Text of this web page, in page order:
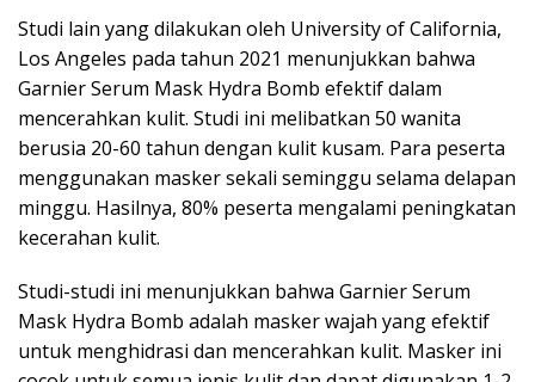
Studi lain yang dilakukan oleh University of California,
Los Angeles pada tahun 2021 menunjukkan bahwa
Garnier Serum Mask Hydra Bomb efektif dalam
mencerahkan kulit. Studi ini melibatkan 50 wanita
berusia 20-60 tahun dengan kulit kusam. Para peserta
menggunakan masker sekali seminggu selama delapan
minggu. Hasilnya, 80% peserta mengalami peningkatan
kecerahan kulit.
Studi-studi ini menunjukkan bahwa Garnier Serum
Mask Hydra Bomb adalah masker wajah yang efektif
untuk menghidrasi dan mencerahkan kulit. Masker ini